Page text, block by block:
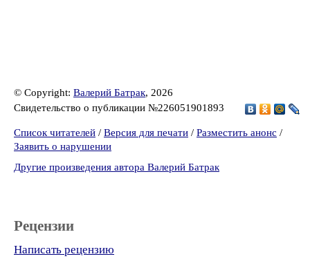
© Copyright: Валерий Батрак, 2026
Свидетельство о публикации №226051901893
Список читателей / Версия для печати / Разместить анонс /
Заявить о нарушении
Другие произведения автора Валерий Батрак
Рецензии
Написать рецензию